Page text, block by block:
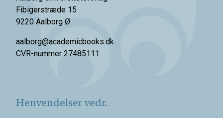
Fibigerstræde 15
9220 Aalborg Ø
aalborg@academicbooks.dk
CVR-nummer 27485111
Henvendelser vedr.